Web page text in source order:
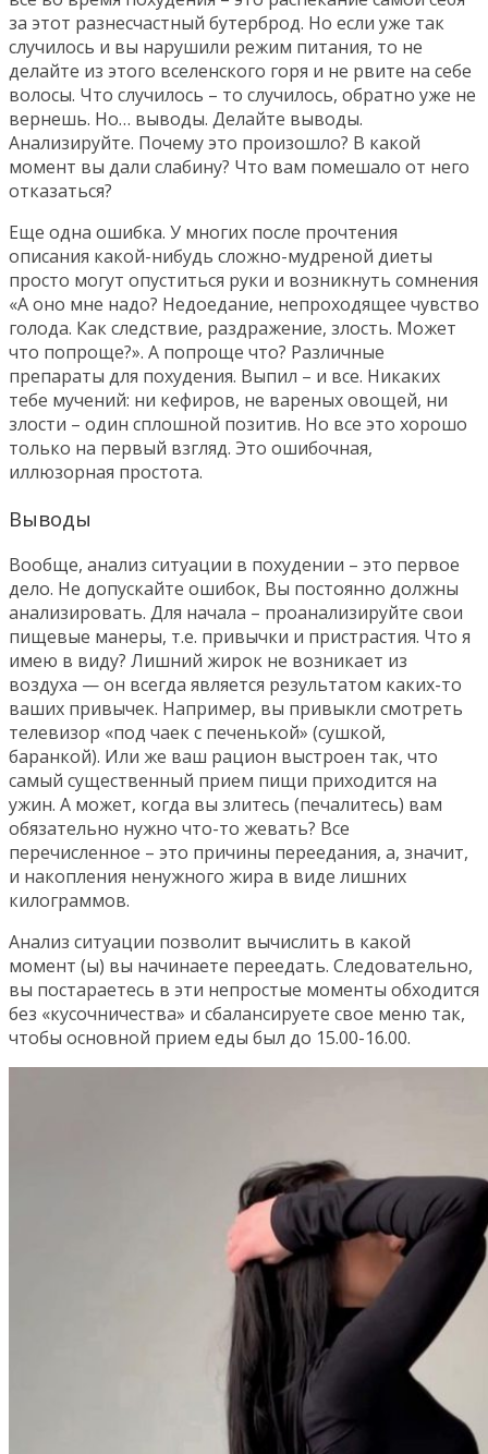
за этот разнесчастный бутерброд. Но если уже так
случилось и вы нарушили режим питания, то не
делайте из этого вселенского горя и не рвите на себе
волосы. Что случилось – то случилось, обратно уже не
вернешь. Но… выводы. Делайте выводы.
Анализируйте. Почему это произошло? В какой
момент вы дали слабину? Что вам помешало от него
отказаться?
Еще одна ошибка. У многих после прочтения
описания какой-нибудь сложно-мудреной диеты
просто могут опуститься руки и возникнуть сомнения
«А оно мне надо? Недоедание, непроходящее чувство
голода. Как следствие, раздражение, злость. Может
что попроще?». А попроще что? Различные
препараты для похудения. Выпил – и все. Никаких
тебе мучений: ни кефиров, не вареных овощей, ни
злости – один сплошной позитив. Но все это хорошо
только на первый взгляд. Это ошибочная,
иллюзорная простота.
Выводы
Вообще, анализ ситуации в похудении – это первое
дело. Не допускайте ошибок, Вы постоянно должны
анализировать. Для начала – проанализируйте свои
пищевые манеры, т.е. привычки и пристрастия. Что я
имею в виду? Лишний жирок не возникает из
воздуха — он всегда является результатом каких-то
ваших привычек. Например, вы привыкли смотреть
телевизор «под чаек с печенькой» (сушкой,
баранкой). Или же ваш рацион выстроен так, что
самый существенный прием пищи приходится на
ужин. А может, когда вы злитесь (печалитесь) вам
обязательно нужно что-то жевать? Все
перечисленное – это причины переедания, а, значит,
и накопления ненужного жира в виде лишних
килограммов.
Анализ ситуации позволит вычислить в какой
момент (ы) вы начинаете переедать. Следовательно,
вы постараетесь в эти непростые моменты обходится
без «кусочничества» и сбалансируете свое меню так,
чтобы основной прием еды был до 15.00-16.00.